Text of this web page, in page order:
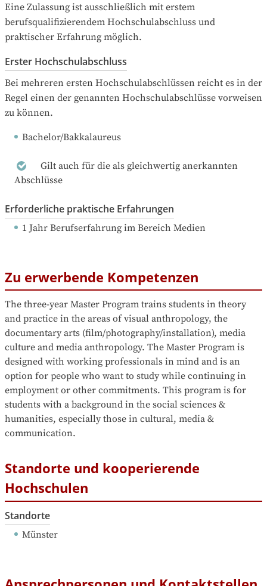
Eine Zulassung ist ausschließlich mit erstem
berufsqualifizierendem Hochschulabschluss und
praktischer Erfahrung möglich.
Erster Hochschulabschluss
Bei mehreren ersten Hochschulabschlüssen reicht es in der
Regel einen der genannten Hochschulabschlüsse vorweisen
zu können.
Bachelor/Bakkalaureus
Gilt auch für die als gleichwertig anerkannten
Abschlüsse
Erforderliche praktische Erfahrungen
1 Jahr Berufserfahrung im Bereich Medien
Zu erwerbende Kompetenzen
The three-year Master Program trains students in theory
and practice in the areas of visual anthropology, the
documentary arts (film/photography/installation), media
culture and media anthropology. The Master Program is
designed with working professionals in mind and is an
option for people who want to study while continuing in
employment or other commitments. This program is for
students with a background in the social sciences &
humanities, especially those in cultural, media &
communication.
Standorte und kooperierende
Hochschulen
Standorte
Münster